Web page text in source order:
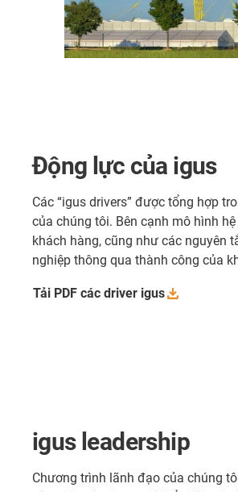
Động lực của igus
Các “igus drivers” được tổng hợp
của chúng tôi. Bên cạnh mô hình
khách hàng, cũng như các nguyên
nghiệp thông qua thành công của
Tải PDF các driver igus
igus leadership
Chương trình lãnh đạo của chúng